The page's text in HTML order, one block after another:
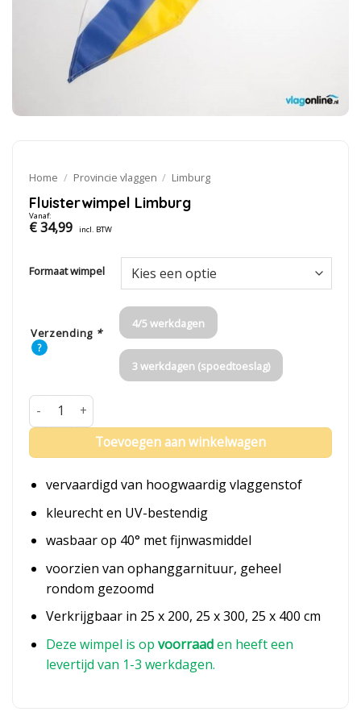
Home / Provincie vlaggen / Limburg
Fluisterwimpel Limburg
Vanaf:
€34,99 incl. BTW
Formaat wimpel
Verzending *
?
4/5 werkdagen
3 werkdagen (spoedtoeslag)
Fluisterwimpel Limburg aantal
Toevoegen aan winkelwagen
vervaardigd van hoogwaardig vlaggenstof
kleurecht en UV-bestendig
wasbaar op 40° met fijnwasmiddel
voorzien van ophanggarnituur, geheel
rondom gezoomd
Verkrijgbaar in 25 x 200, 25 x 300, 25 x 400 cm
Deze wimpel is op voorraaden heeft een
levertijd van 1-3 werkdagen.